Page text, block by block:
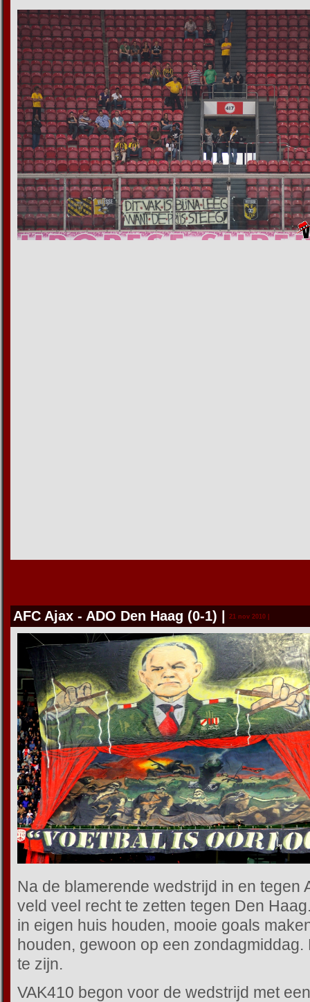
AFC Ajax - ADO Den Haag (0-1) 21 nov 2010 |
Na de blamerende wedstrijd in en tegen
veld veel recht te zetten tegen Den
in eigen huis houden, mooie goals
houden, gewoon op een
te zijn.
VAK410 begon voor de wedstrijd met